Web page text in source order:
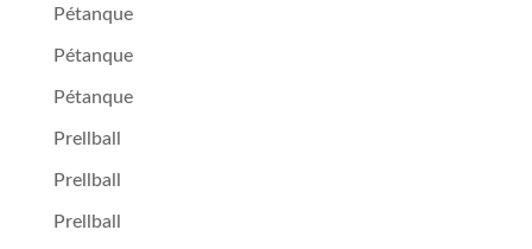
Pétan­que
Pétan­que
Pétan­que
Prellball
Prellball
Prellball